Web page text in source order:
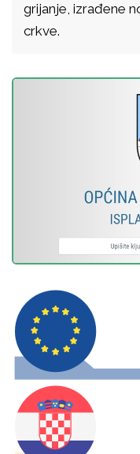
grijanje, izrađene
crkve.